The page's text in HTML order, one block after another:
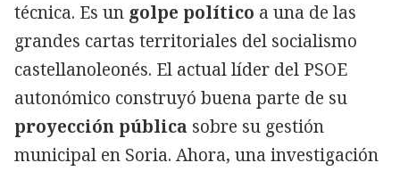
técnica. Es un golpe político a una de las
grandes cartas territoriales del socialismo
castellanoleonés. El actual líder del PSOE
autonómico construyó buena parte de su
proyección pública sobre su gestión
municipal en Soria. Ahora, una investigación